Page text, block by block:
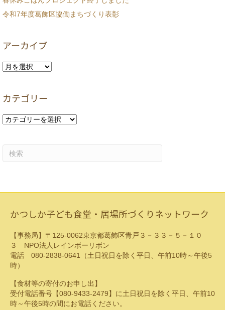
令和7年度葛飾区協働まちづくり表彰
アーカイブ
ア
イ
カテゴリー
カ
かつしか子ども食堂・居場所づくりネットワーク
【事務局】〒125-0062東京都葛飾区青戸３－３３－５－１０
３ NPO法人レインボーリボン
電話 080-2838-0641（土日祝日を除く平日、午前10時～午後5
時）
【食材等の寄付のお申し出】
受付電話番号【080-9433-2479】に土日祝日を除く平日、午前10
時～午後5時の間にお電話ください。